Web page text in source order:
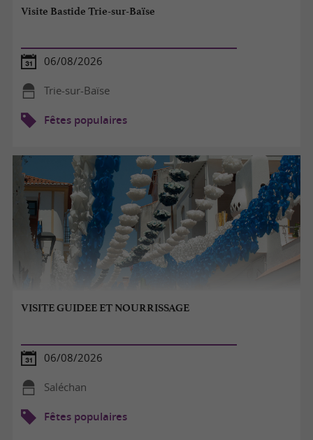
Visite Bastide Trie-sur-Baïse
06/08/2026
Trie-sur-Baïse
Fêtes populaires
VISITE GUIDEE ET NOURRISSAGE
06/08/2026
Saléchan
Fêtes populaires